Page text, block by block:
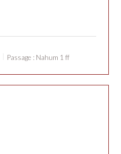
Passage : Nahum 1 ff